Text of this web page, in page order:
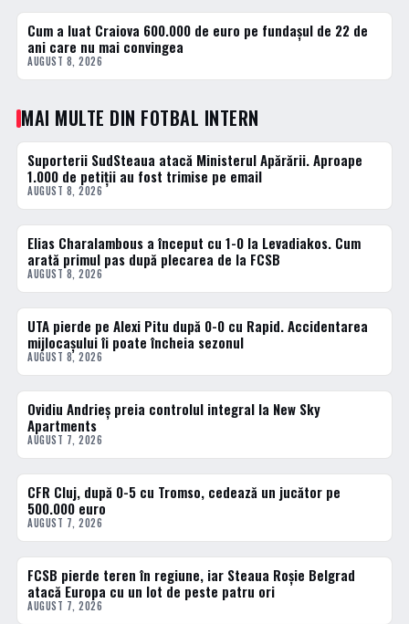
3 · TOP
Cum a luat Craiova 600.000 de euro pe fundașul de 22 de
ani care nu mai convingea
AUGUST 8, 2026
MAI MULTE DIN FOTBAL INTERN
FOTBAL INTERN
Suporterii SudSteaua atacă Ministerul Apărării. Aproape
1.000 de petiții au fost trimise pe email
AUGUST 8, 2026
FOTBAL INTERN
Elias Charalambous a început cu 1-0 la Levadiakos. Cum
arată primul pas după plecarea de la FCSB
AUGUST 8, 2026
FOTBAL INTERN
UTA pierde pe Alexi Pitu după 0-0 cu Rapid. Accidentarea
mijlocașului îi poate încheia sezonul
AUGUST 8, 2026
FOTBAL INTERN
Ovidiu Andrieș preia controlul integral la New Sky
Apartments
AUGUST 7, 2026
FOTBAL INTERN
CFR Cluj, după 0-5 cu Tromso, cedează un jucător pe
500.000 euro
AUGUST 7, 2026
FOTBAL EXTERN
FCSB pierde teren în regiune, iar Steaua Roșie Belgrad
atacă Europa cu un lot de peste patru ori
AUGUST 7, 2026